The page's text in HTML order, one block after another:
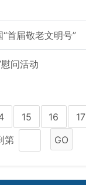
首届敬老文明号”
问活动
15 16 17
第 GO